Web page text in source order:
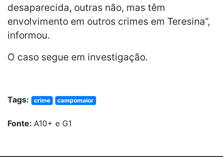
desaparecida, outras não, mas têm
envolvimento em outros crimes em Teresina”,
informou.
O caso segue em investigação.
Tags: crime campomaior
Fonte: A10+ e G1